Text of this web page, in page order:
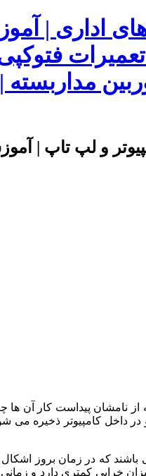
اداری |
مداربسته |
و لپ تاپ |
از نامشان پیداست کار آن
کامپیوتر ذخیره می
که در زمان بروز
کمتری دارد و زمانی